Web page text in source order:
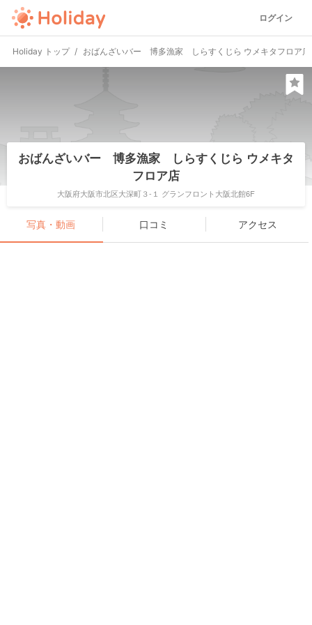
ログイン
Holiday トップ おばんざいバー 博多漁家 しらすくじら ウメキタフロア店
おばんざいバー 博多漁家 しらすくじら ウメキタ
フロア店
大阪府大阪市北区大深町３-１ グランフロント大阪北館6F
写真・動画 口コミ アクセス